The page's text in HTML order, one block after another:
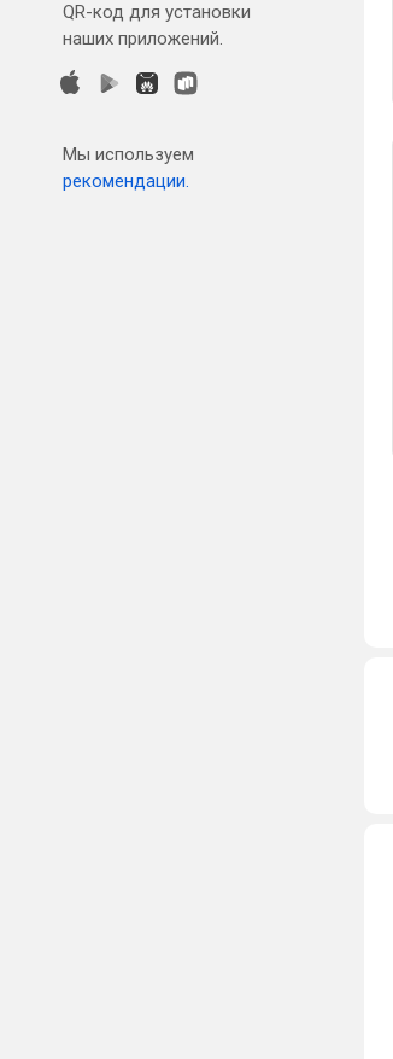
QR-код для установки
наших приложений.
Мы используем
рекомендации.